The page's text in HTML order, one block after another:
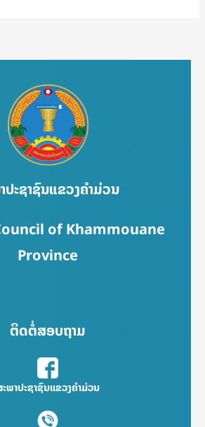
ປະຊາຊົນແຂວງຄຳມ່ວນ
of Khammouane
Province
ຕິດຕໍ່ສອບຖາມ
ພາປະຊາຊົນແຂວງຄຳມ່ວນ